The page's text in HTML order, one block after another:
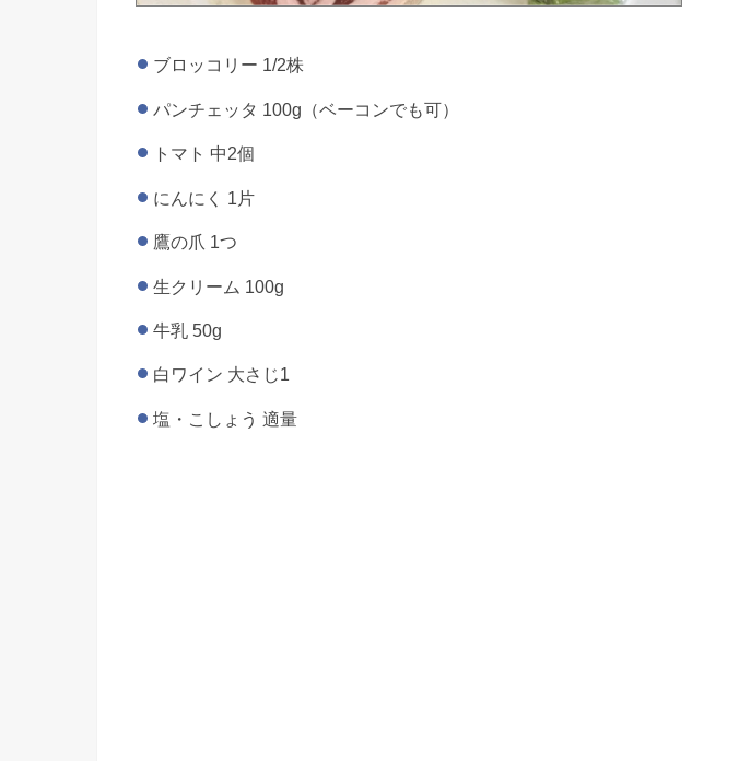
ブロッコリー 1/2株
パンチェッタ 100g（ベーコンでも可）
トマト 中2個
にんにく 1片
鷹の爪 1つ
生クリーム 100g
牛乳 50g
白ワイン 大さじ1
塩・こしょう 適量